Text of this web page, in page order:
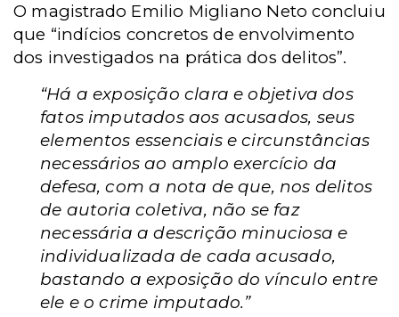
O magistrado Emilio Migliano Neto concluiu
que “indícios concretos de envolvimento
dos investigados na prática dos delitos”.
“Há a exposição clara e objetiva dos
fatos imputados aos acusados, seus
elementos essenciais e circunstâncias
necessários ao amplo exercício da
defesa, com a nota de que, nos delitos
de autoria coletiva, não se faz
necessária a descrição minuciosa e
individualizada de cada acusado,
bastando a exposição do vínculo entre
ele e o crime imputado.”